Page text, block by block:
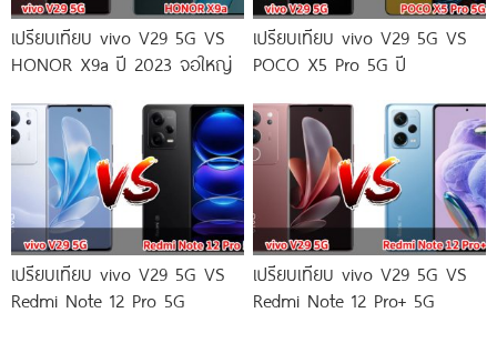
เปรียบเทียบ vivo V29 5G VS
HONOR X9a ปี 2023 จอใหญ่
เปรียบเทียบ vivo V29 5G VS
POCO X5 Pro 5G ปี
เปรียบเทียบ vivo V29 5G VS
Redmi Note 12 Pro 5G
เปรียบเทียบ vivo V29 5G VS
Redmi Note 12 Pro+ 5G